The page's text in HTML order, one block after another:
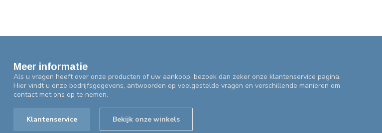
Meer informatie
Als u vragen heeft over onze producten of uw aankoop, bezoek dan zeker onze klantenservice pagina.
Hier vindt u onze bedrijfsgegevens, antwoorden op veelgestelde vragen en verschillende manieren om
contact met ons op te nemen.
Klantenservice Bekijk onze winkels